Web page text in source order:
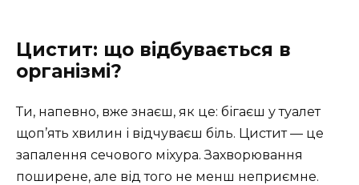
Цистит: що відбувається в
організмі?
Ти, напевно, вже знаєш, як це: бігаєш у туалет
щоп’ять хвилин і відчуваєш біль. Цистит — це
запалення сечового міхура. Захворювання
поширене, але від того не менш неприємне.